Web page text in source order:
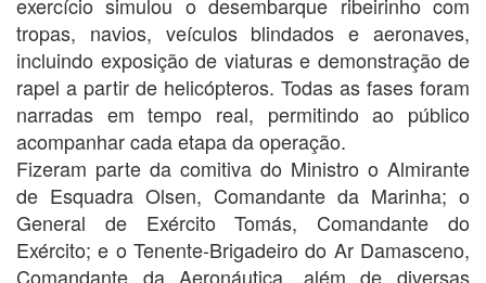
tropas, navios, veículos blindados e aeronaves,
incluindo exposição de viaturas e demonstração de
rapel a partir de helicópteros. Todas as fases foram
narradas em tempo real, permitindo ao público
acompanhar cada etapa da operação.
Fizeram parte da comitiva do Ministro o Almirante
de Esquadra Olsen, Comandante da Marinha; o
General de Exército Tomás, Comandante do
Exército; e o Tenente-Brigadeiro do Ar Damasceno,
Comandante da Aeronáutica, além de diversas